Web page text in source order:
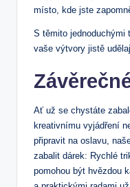
místo, kde jste
S těmito jednoduchými
vaše výtvory jistě
Ať už se chystáte
kreativnímu vyjádření
připravit na oslavu,
zabalit dárek: Rychlé
pomohou být hvězdou